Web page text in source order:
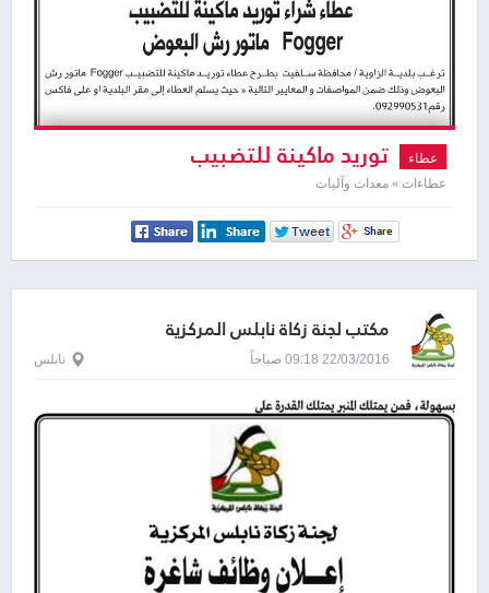
عطاء توريد ماكينة للتضبيب
عطاءات » معدات وآليات
مكتب لجنة زكاة نابلس المركزية
22/03/2016 09:18 صباحاً نابلس